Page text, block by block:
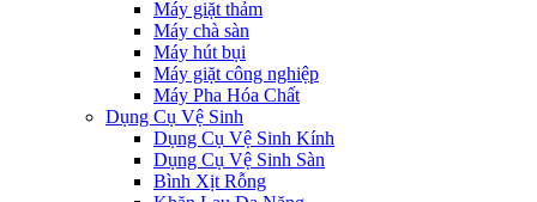
Máy giặt thảm
Máy chà sàn
Máy hút bụi
Máy giặt công nghiệp
Máy Pha Hóa Chất
Dụng Cụ Vệ Sinh
Dụng Cụ Vệ Sinh Kính
Dụng Cụ Vệ Sinh Sàn
Bình Xịt Rỗng